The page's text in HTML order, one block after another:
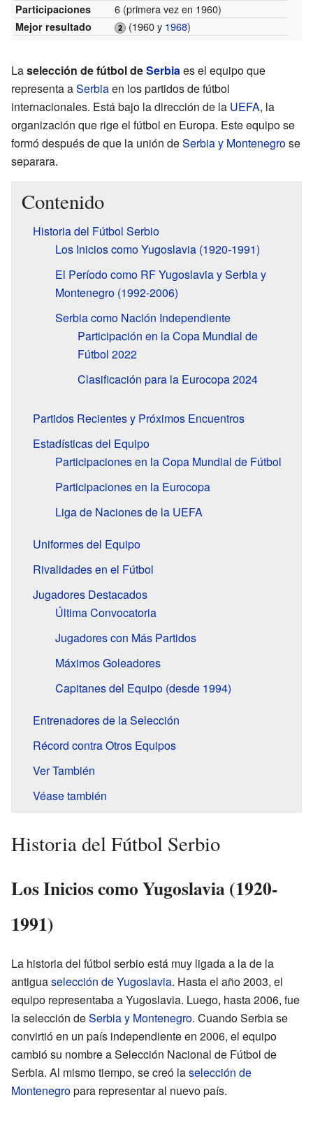
Participaciones
6 (primera vez en 1960)
Mejor resultado (1960 y 1968)
Laselección de fútbol deSerbiaes el equipo que
representa aSerbiaen los partidos de fútbol
internacionales. Está bajo la dirección de la UEFA, la
organización que rige el fútbol en Europa. Este equipo se
formó después de que la unión deSerbia y Montenegrose
separara.
Contenido
Historia del Fútbol Serbio
Los Inicios como Yugoslavia (1920-1991)
El Período como RF Yugoslavia y Serbia y
Montenegro (1992-2006)
Serbia como Nación Independiente
Participación en la Copa Mundial de
Fútbol 2022
Clasificación para la Eurocopa 2024
Partidos Recientes y Próximos Encuentros
Estadísticas del Equipo
Participaciones en la Copa Mundial de Fútbol
Participaciones en la Eurocopa
Liga de Naciones de la UEFA
Uniformes del Equipo
Rivalidades en el Fútbol
Jugadores Destacados
Última Convocatoria
Jugadores con Más Partidos
Máximos Goleadores
Capitanes del Equipo (desde 1994)
Entrenadores de la Selección
Récord contra Otros Equipos
Ver También
Véase también
Historia del Fútbol Serbio
Los Inicios como Yugoslavia (1920-
1991)
La historia del fútbol serbio está muy ligada a la de la
antiguaselección de Yugoslavia. Hasta el año 2003, el
equipo representaba a Yugoslavia. Luego, hasta 2006, fue
la selección deSerbia y Montenegro. Cuando Serbia se
convirtió en un país independiente en 2006, el equipo
cambió su nombre a Selección Nacional de Fútbol de
Serbia. Al mismo tiempo, se creó laselección de
Montenegropara representar al nuevo país.